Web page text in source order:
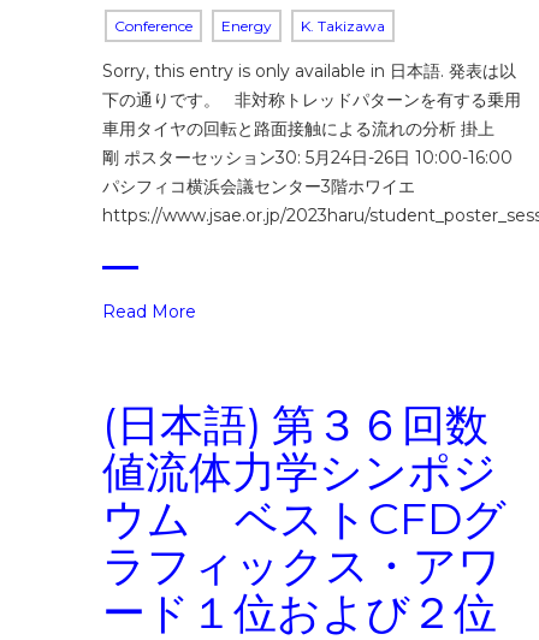
Conference Energy K. Takizawa
Sorry, this entry is only available in 日本語. 発表は以
下の通りです。 非対称トレッドパターンを有する乗用
車用タイヤの回転と路面接触による流れの分析 掛上
剛 ポスターセッション30: 5月24日-26日 10:00-16:00
パシフィコ横浜会議センター3階ホワイエ
https://www.jsae.or.jp/2023haru/
Read More
(日本語) 第３６回数
値流体力学シンポジ
ウム ベストCFDグ
ラフィックス・アワ
ード１位および２位